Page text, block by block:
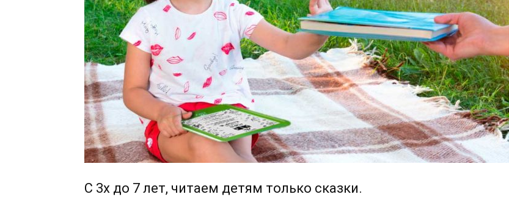
С 3х до 7 лет, читаем детям только сказки.